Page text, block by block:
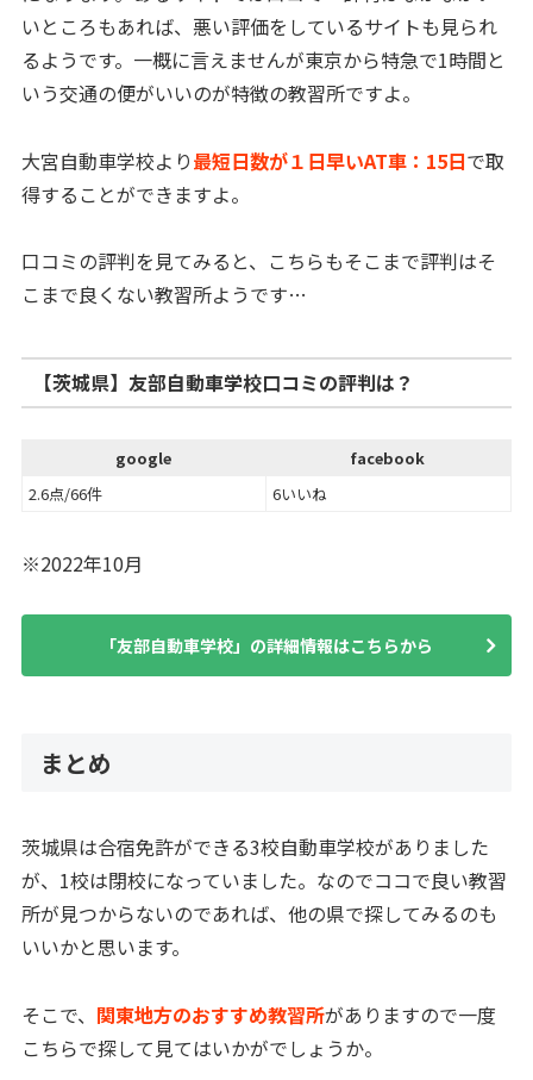
いところもあれば、悪い評価をしているサイトも見られ
るようです。一概に言えませんが東京から特急で1時間と
いう交通の便がいいのが特徴の教習所ですよ。
大宮自動車学校より最短日数が１日早いAT車：15日で取
得することができますよ。
口コミの評判を見てみると、こちらもそこまで評判はそ
こまで良くない教習所ようです…
【茨城県】友部自動車学校口コミの評判は？
google
facebook
2.6点/66件
6いいね
※2022年10月
「友部自動車学校」の詳細情報はこちらから
まとめ
茨城県は合宿免許ができる3校自動車学校がありました
が、1校は閉校になっていました。なのでココで良い教習
所が見つからないのであれば、他の県で探してみるのも
いいかと思います。
そこで、 関東地方のおすすめ教習所がありますので一度
こちらで探して見てはいかがでしょうか。